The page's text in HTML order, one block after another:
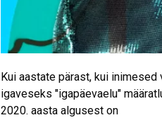
Kui aastate pärast, kui
igaveseks "igapäevaelu"
2020. aasta algusest on